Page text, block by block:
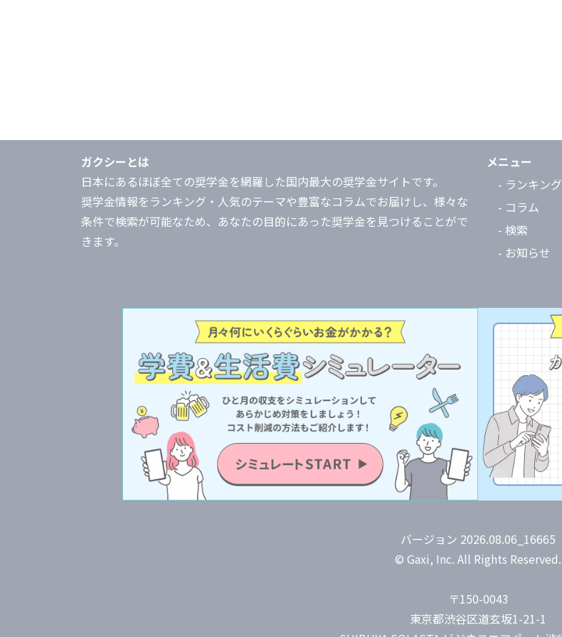
ガクシーとは
日本にあるほぼ全ての奨学金を網羅した国内最大の奨学金サイトです。
奨学金情報をランキング・人気のテーマや豊富なコラムでお届けし、様々な
条件で検索が可能なため、あなたの目的にあった奨学金を見つけることがで
きます。
メニュー
- ランキング
- コラム
- 検索
- お知らせ
バージョン 2026.08.06_16665
© Gaxi, Inc. All Rights Reserved.
〒150-0043
東京都渋谷区道玄坂1-21-1